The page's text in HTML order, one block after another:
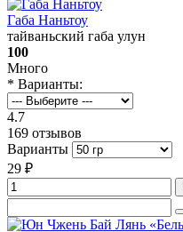
Габа Наньтоу
тайваньский габа улун
100
Много
* Варианты:
4.7
169 отзывов
Варианты
29 ₽